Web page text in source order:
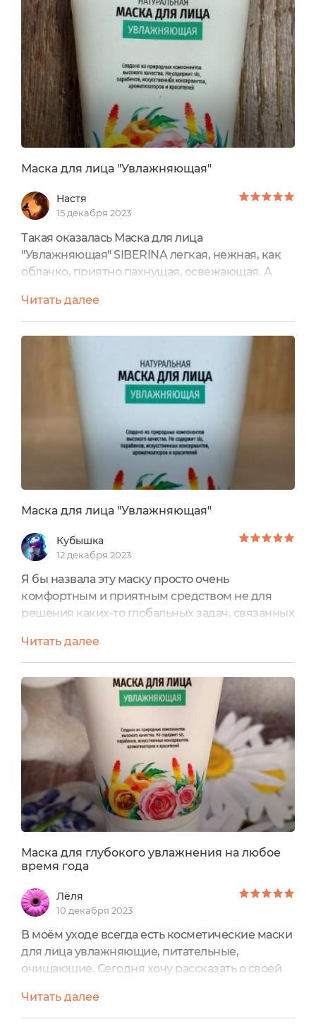
начинает светиться здоровьем и сияет как
начищенный пятачок, так кажется раньше
говорили наши бабушки. При этом кожа
гладкая,...
Маска для лица "Увлажняющая"
Настя
15 декабря 2023
Такая оказалась Маска для лица
"Увлажняющая" SIBERINA легкая, нежная, как
облачко, приятно пахнущая, освежающая. А
лица и шеи. Я даже на зону декольте немного с
ней захожу. Ну а что? Средство натуральное, в
составе масла, экстракты травок, все
природное. И зоне декольте не помешает
освежиться. Маску не экономлю. Делаю
толстым слоем два раза в неделю, сидя...
Читать далее
Маска для лица "Увлажняющая"
Кубышка
12 декабря 2023
Я бы назвала эту маску просто очень
комфортным и приятным средством не для
решения каких-то глобальных задач, связанных
подтягивания морщин, устранения
пигментных пятен, прыщей, снятия
воспалений и прочих. Я назову Маску для лица
"Увлажняющая" SIBERINA - средством,
поддерживающим кожу, смягчающим ее и
увлажняющим, дающем ей
дополнительное питание. Вот просто для
витаминизации...
Читать далее
Маска для глубокого увлажнения на любое
время года
Лёля
10 декабря 2023
В моём уходе всегда есть косметические маски
для лица увлажняющие, питательные,
очищающие. Сегодня хочу рассказать о своей
бренда Siberina. Маска упакована в тубу с
отвинчивающейся крышкой. Красивое, нежное
Читать далее